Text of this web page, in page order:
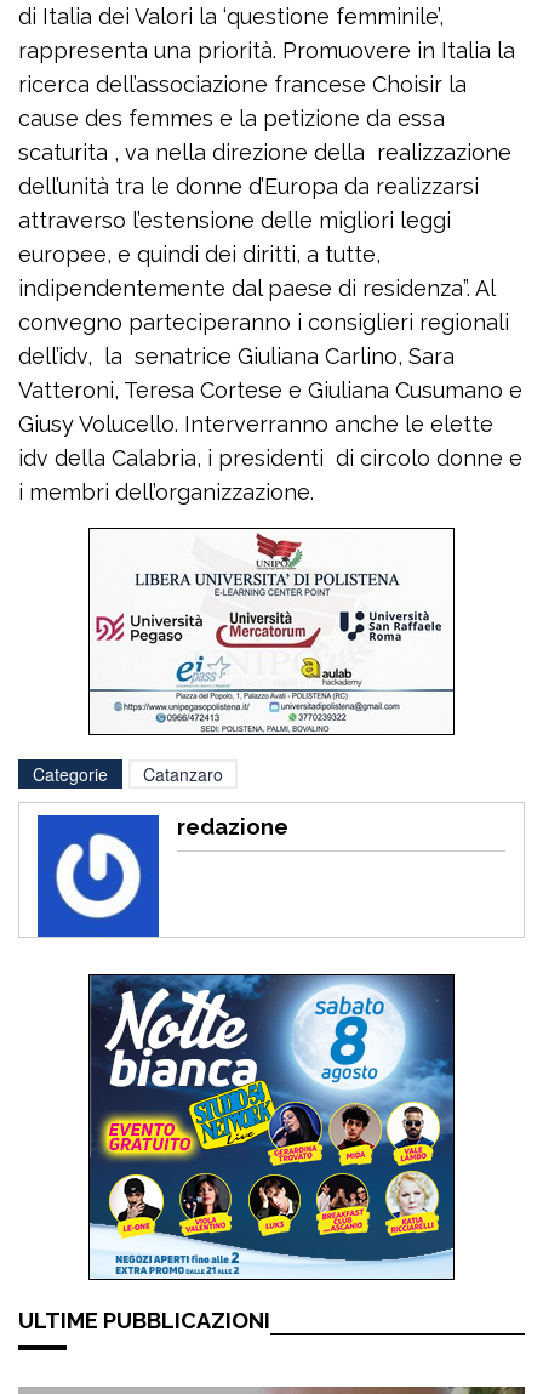
di Italia dei Valori la ‘questione femminile’,
rappresenta una priorità. Promuovere in Italia la
ricerca dell’associazione francese Choisir la
cause des femmes e la petizione da essa
scaturita , va nella direzione della realizzazione
dell’unità tra le donne d’Europa da realizzarsi
attraverso l’estensione delle migliori leggi
europee, e quindi dei diritti, a tutte,
indipendentemente dal paese di residenza”. Al
convegno parteciperanno i consiglieri regionali
dell’idv, la senatrice Giuliana Carlino, Sara
Vatteroni, Teresa Cortese e Giuliana Cusumano e
Giusy Volucello. Interverranno anche le elette
idv della Calabria, i presidenti di circolo donne e
i membri dell’organizzazione.
Categorie Catanzaro
redazione
ULTIME PUBBLICAZIONI